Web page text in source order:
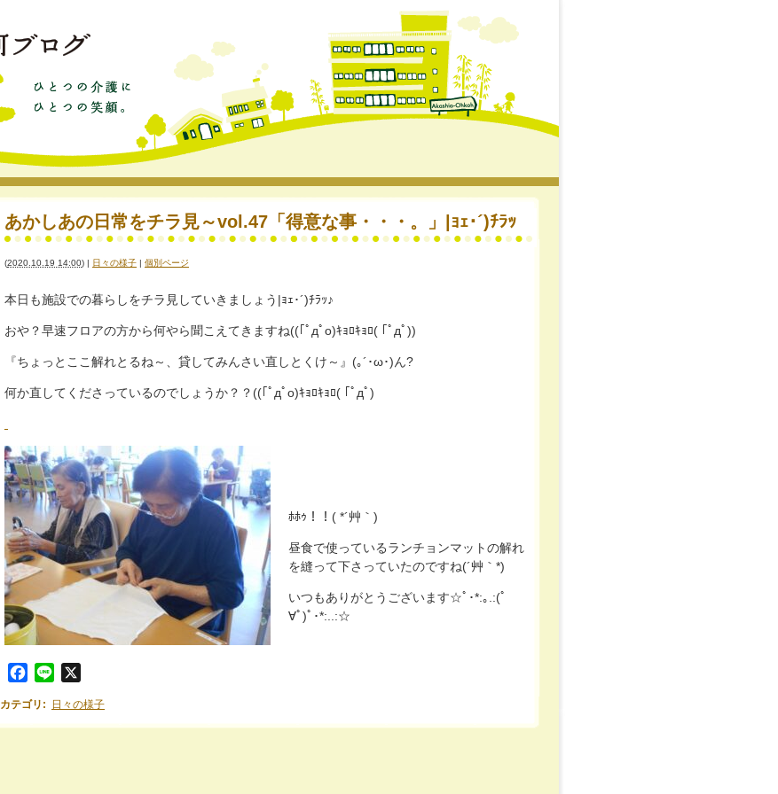
あかしあの日常をチラ見～vol.47「得意な事・・・。」|ｮｪ･´)ﾁﾗｯ
(2020.10.19 14:00) | 日々の様子 | 個別ページ
本日も施設での暮らしをチラ見していきましょう|ｮｪ･´)ﾁﾗｯ♪
おや？早速フロアの方から何やら聞こえてきますね((｢ﾟдﾟo)ｷｮﾛｷｮﾛ( ｢ﾟдﾟ))
『ちょっとここ解れとるね～、貸してみんさい直しとくけ～』(｡´･ω･)ん?
何か直してくださっているのでしょうか？？((｢ﾟдﾟo)ｷｮﾛｷｮﾛ( ｢ﾟдﾟ)
ﾎﾎｩ！！( *´艸｀)
昼食で使っているランチョンマットの解れ
を縫って下さっていたのですね(´艸｀*)
いつもありがとうございます☆ﾟ･*:｡.:(ﾟ
∀ﾟ)ﾟ･*:..:☆
Facebook
Line
カテゴリ : 日々の様子